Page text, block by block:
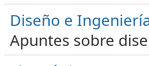
Diseño e
Apuntes sobre